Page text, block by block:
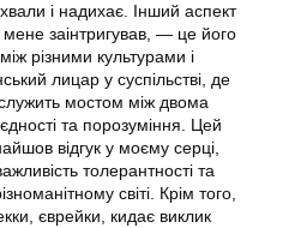
і надихає. Інший аспект
заінтригував, — це його
різними культурами і
лицар у суспільстві, де
мостом між двома
та порозуміння. Цей
відгук у моєму серці,
толерантності та
світі. Крім того,
єврейки, кидає виклик